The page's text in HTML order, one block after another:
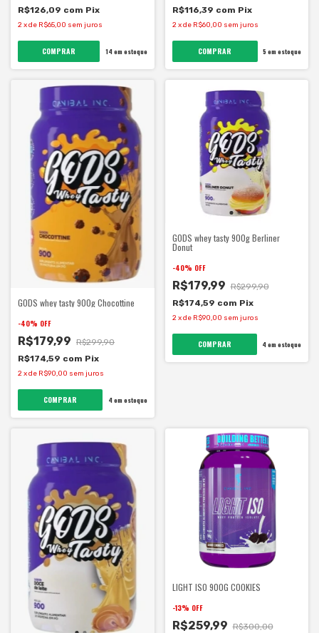
R$126,09 com Pix
2xde R$65,00 sem juros
COMPRAR 14em estoque
R$116,39 com Pix
2 xde R$60,00 sem juros
5 em estoque
GODS whey tasty 900g Chocottine
-40% OFF
R$179,99 R$299,90
R$174,59 com Pix
2xde R$90,00 sem juros
4em estoque
GODS whey tasty 900g Berliner
Donut
-40% OFF
R$179,99 R$299,90
R$174,59 com Pix
2 xde R$90,00 sem juros
4em estoque
LIGHT ISO 900G COOKIES
-13% OFF
R$259,99 R$300,00